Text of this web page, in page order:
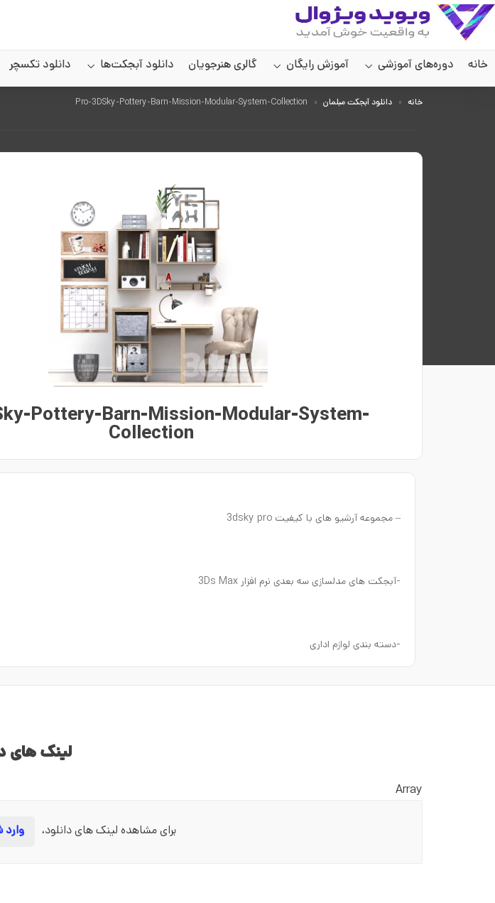
خانه دوره‌های آموزشی آموزش رایگان گالری هنرجویان دانلود آبجکت‌ها دانلود تکسچر
خانه دانلود آبجکت مبلمان
Pottery-Barn-Mission-Modular-System-
Collection
– مجموعه آرشیو های با کیفیت 3dsky pro
-آبجکت های مدلسازی سه بعدی نرم افزار 3Ds Max
-دسته بندی لوازم اداری
لینک های
Array
برای مشاهده لینک های دانلود،